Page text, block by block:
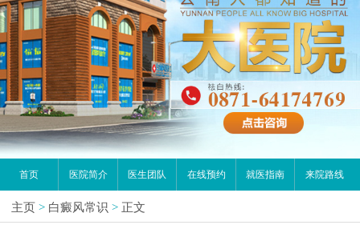
首页 医院简介 医生团队 在线预约 就医指南 来院路线
主页 > 白癜风常识 > 正文